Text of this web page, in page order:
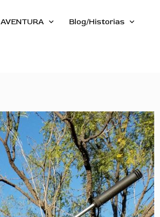
AVENTURA Blog/Historias